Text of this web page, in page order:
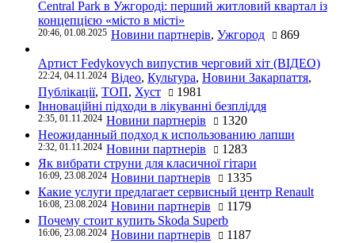
Central Park в Ужгороді: перший житловий квартал із
концепцією «місто в місті»
20:46, 01.08.2025 Новини партнерів, Ужгород 869
Артист Fedykovych випустив черговий хіт (ВІДЕО)
22:24, 04.11.2024 Відео, Культура, Новини Закарпаття,
Публікації, ТОП, Хуст
1981
Інноваційні підходи в лікуванні безпліддя
2:35, 01.11.2024 Новини партнерів
1320
Неожиданный подход к использованию лапши
2:32, 01.11.2024 Новини партнерів
1283
Як вибрати струни для класичної гітари
16:09, 23.08.2024 Новини партнерів
1335
Какие услуги предлагает сервисный центр Renault
16:08, 23.08.2024 Новини партнерів
1179
Почему стоит купить Skoda Superb
16:06, 23.08.2024 Новини партнерів 1187